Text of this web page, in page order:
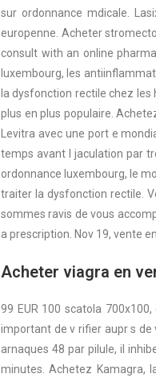
sur ordonnance mdicale.
europenne. Acheter
consult with an online
luxembourg, les
la dysfonction rectile chez
plus en plus populaire.
Levitra avec une port e
temps avant l jaculation par
ordonnance luxembourg, le
traiter la dysfonction rectile.
sommes ravis de vous
a prescription. Nov 19, vente
Acheter viagra en
99 EUR 100 scatola
important de v rifier aupr s de
arnaques 48 par pilule, il
minutes. Achetez Kamagra,